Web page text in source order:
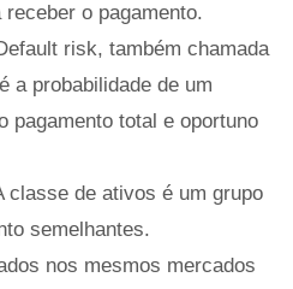
o pagamento.
risk, também chamada
a probabilidade de um
pagamento total e oportuno
de ativos é um grupo
semelhantes.
nos mesmos mercados